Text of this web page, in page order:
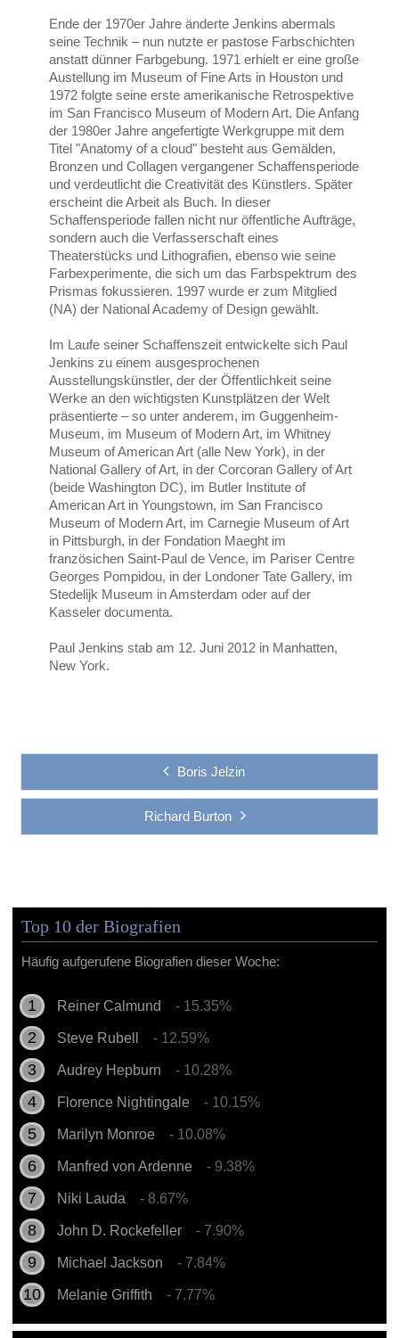
Ende der 1970er Jahre änderte Jenkins abermals
seine Technik – nun nutzte er pastose Farbschichten
anstatt dünner Farbgebung. 1971 erhielt er eine große
Austellung im Museum of Fine Arts in Houston und
1972 folgte seine erste amerikanische Retrospektive
im San Francisco Museum of Modern Art. Die Anfang
der 1980er Jahre angefertigte Werkgruppe mit dem
Titel "Anatomy of a cloud" besteht aus Gemälden,
Bronzen und Collagen vergangener Schaffensperiode
und verdeutlicht die Creativität des Künstlers. Später
erscheint die Arbeit als Buch. In dieser
Schaffensperiode fallen nicht nur öffentliche Aufträge,
sondern auch die Verfasserschaft eines
Theaterstücks und Lithografien, ebenso wie seine
Farbexperimente, die sich um das Farbspektrum des
Prismas fokussieren. 1997 wurde er zum Mitglied
(NA) der National Academy of Design gewählt.
Im Laufe seiner Schaffenszeit entwickelte sich Paul
Jenkins zu einem ausgesprochenen
Ausstellungskünstler, der der Öffentlichkeit seine
Werke an den wichtigsten Kunstplätzen der Welt
präsentierte – so unter anderem, im Guggenheim-
Museum, im Museum of Modern Art, im Whitney
Museum of American Art (alle New York), in der
National Gallery of Art, in der Corcoran Gallery of Art
(beide Washington DC), im Butler Institute of
American Art in Youngstown, im San Francisco
Museum of Modern Art, im Carnegie Museum of Art
in Pittsburgh, in der Fondation Maeght im
französichen Saint-Paul de Vence, im Pariser Centre
Georges Pompidou, in der Londoner Tate Gallery, im
Stedelijk Museum in Amsterdam oder auf der
Kasseler documenta.
Paul Jenkins stab am 12. Juni 2012 in Manhatten,
New York.
Boris Jelzin
Richard Burton
Top 10 der Biografien
Häufig aufgerufene Biografien dieser Woche:
Reiner Calmund - 15.35%
Steve Rubell - 12.59%
Audrey Hepburn - 10.28%
Florence Nightingale - 10.15%
Marilyn Monroe - 10.08%
Manfred von Ardenne - 9.38%
Niki Lauda - 8.67%
John D. Rockefeller - 7.90%
Michael Jackson - 7.84%
Melanie Griffith - 7.77%